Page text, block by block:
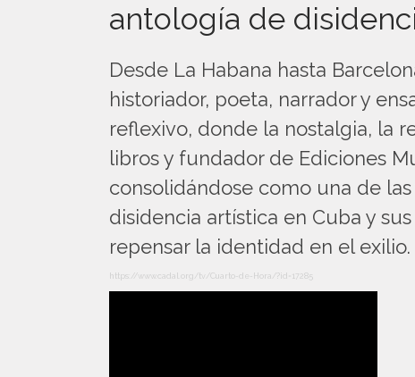
antología de
Desde La Habana hasta
historiador, poeta, narrador y
reflexivo, donde la nostalgia, la
libros y fundador de Ediciones
consolidándose como una de
disidencia artística en Cuba y
repensar la identidad en el exilio.
https://www.cadal.org/tv/Cuarto-de-Hora/?id=17285